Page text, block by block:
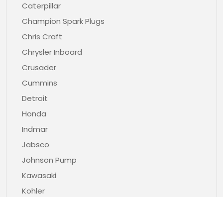
Caterpillar
Champion Spark Plugs
Chris Craft
Chrysler Inboard
Crusader
Cummins
Detroit
Honda
Indmar
Jabsco
Johnson Pump
Kawasaki
Kohler